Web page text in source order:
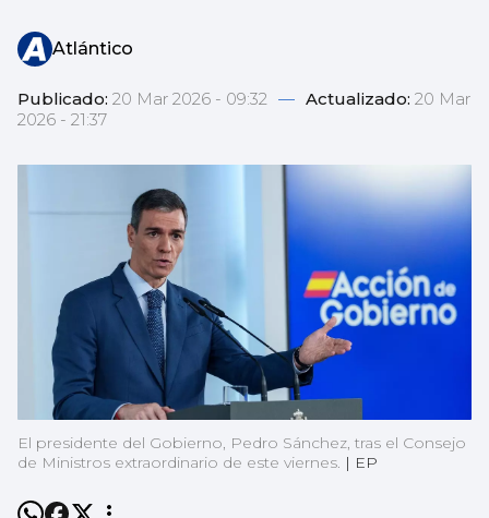
Atlántico
Publicado: 20 Mar 2026 - 09:32 — Actualizado: 20 Mar
2026 - 21:37
El presidente del Gobierno, Pedro Sánchez, tras el Consejo
de Ministros extraordinario de este viernes. | EP